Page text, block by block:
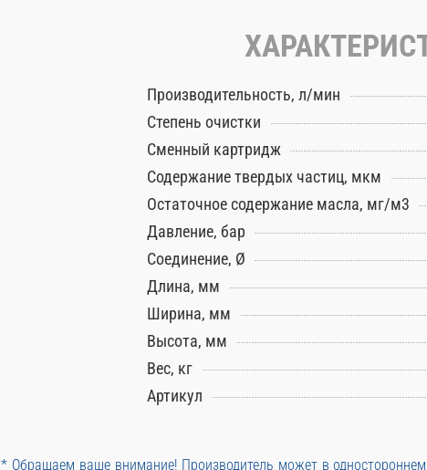
Производительность, л/мин
Степень очистки
Сменный картридж
Содержание твердых частиц, мкм
Остаточное содержание масла, мг/м3
Давление, бар
Соединение, Ø
Длина, мм
Ширина, мм
Высота, мм
Вес, кг
Артикул
* Обращаем ваше внимание! Производитель может в